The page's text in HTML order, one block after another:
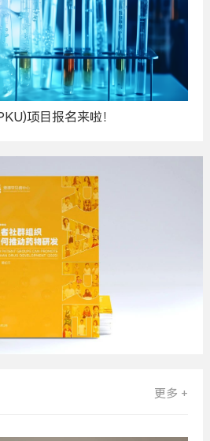
项目报名来啦！
更多 +